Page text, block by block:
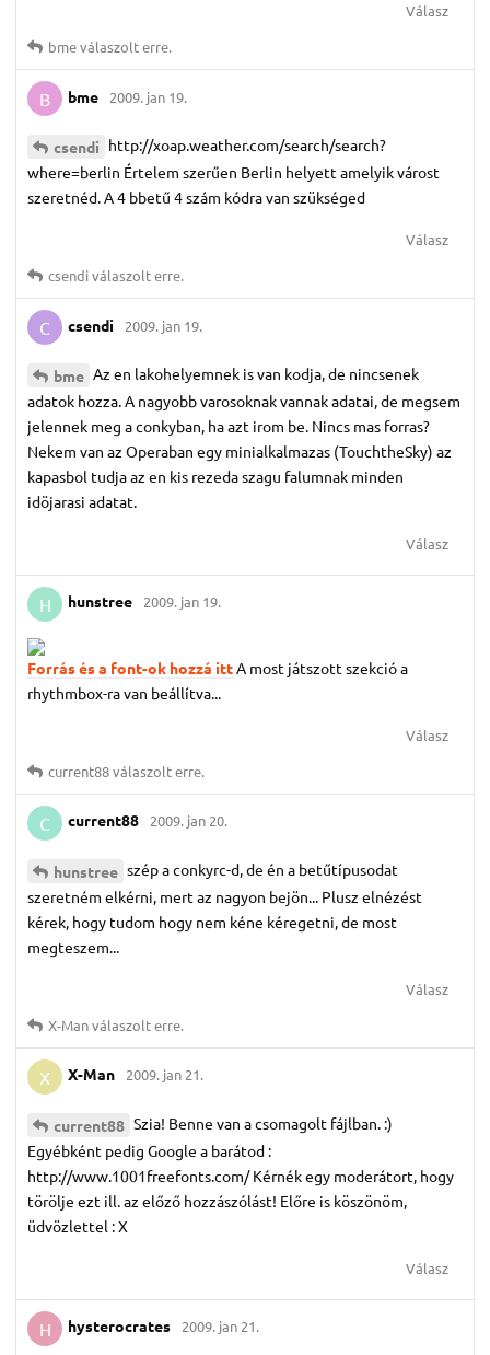
Válasz
bmeválaszolt erre.
B bme 2009. jan 19.
csendi http://xoap.weather.com/search/search?
where=berlin Értelem szerűen Berlin helyett amelyik várost
szeretnéd. A 4 bbetű 4 szám kódra van szükséged
Válasz
csendiválaszolt erre.
C csendi 2009. jan 19.
bme Az en lakohelyemnek is van kodja, de nincsenek
adatok hozza. A nagyobb varosoknak vannak adatai, de megsem
jelennek meg a conkyban, ha azt irom be. Nincs mas forras?
Nekem van az Operaban egy minialkalmazas (TouchtheSky) az
kapasbol tudja az en kis rezeda szagu falumnak minden
idöjarasi adatat.
Válasz
H hunstree 2009. jan 19.
Forrás és a font-ok hozzá ittA most játszott szekció a
rhythmbox-ra van beállítva...
Válasz
current88válaszolt erre.
C current88 2009. jan 20.
hunstree szép a conkyrc-d, de én a betűtípusodat
szeretném elkérni, mert az nagyon bejön... Plusz elnézést
kérek, hogy tudom hogy nem kéne kéregetni, de most
megteszem...
Válasz
X-Manválaszolt erre.
X X-Man 2009. jan 21.
current88 Szia! Benne van a csomagolt fájlban. :)
Egyébként pedig Google a barátod :
http://www.1001freefonts.com/ Kérnék egy moderátort, hogy
törölje ezt ill. az előző hozzászólást! Előre is köszönöm,
üdvözlettel : X
Válasz
H hysterocrates 2009. jan 21.